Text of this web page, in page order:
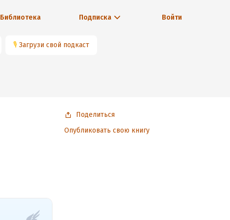
Библиотека Подписка Войти
🎙 Загрузи свой подкаст
Поделиться
Опубликовать свою книгу